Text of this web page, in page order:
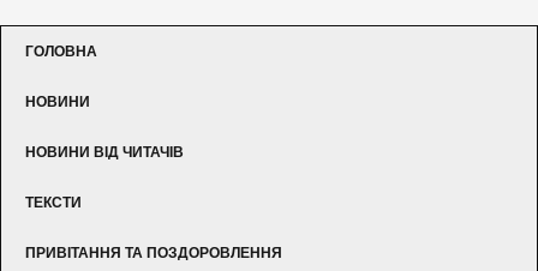
ГОЛОВНА
НОВИНИ
НОВИНИ ВІД ЧИТАЧІВ
ТЕКСТИ
ПРИВІТАННЯ ТА ПОЗДОРОВЛЕННЯ